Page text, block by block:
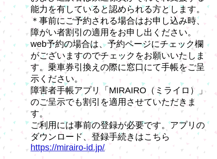
能力を有していると認められる方とします。
＊事前にご予約される場合はお申し込み時、
障がい者割引の適用をお申し出ください。
web予約の場合は、予約ページにチェック欄
がございますのでチェックをお願いいたしま
す。乗車券引換えの際に窓口にて手帳をご呈
示ください。
障害者手帳アプリ「MIRAIRO（ミライロ）」
のご呈示でも割引を適用させていただきま
す。
ご利用には事前の登録が必要です。アプリの
ダウンロード、登録手続きはこちら
https://mirairo-id.jp/